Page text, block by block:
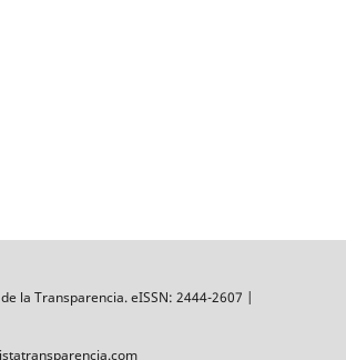
la Transparencia. eISSN: 2444-2607 |